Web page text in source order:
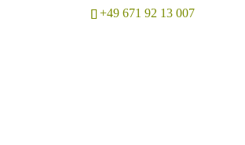
+49 671 92 13 007